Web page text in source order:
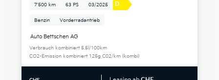
7'500 km 63 PS 03/2025 D
Benzin Vorderradantrieb
Auto Bettschen AG
Verbrauch kombiniert 5.5l/100km
CO2-Emission kombiniert 125g C02/km (kombi)